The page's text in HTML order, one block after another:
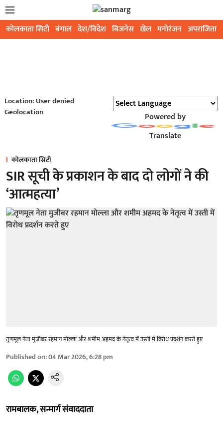
कोलकाता सिटी बंगाल देश/विदेश बिजनेस खेल मनोरंजन अपराजिता
Location: User denied
Geolocation
Powered by
Translate
कोलकाता सिटी
SIR सूची के प्रकाशन के बाद दो लोगों ने की
‘आत्महत्या’
तृणमूल नेता मुजीबर रहमान मोल्ला और शमीम अहमद के नेतृत्व में उस्ती में विरोध प्रदर्शन करते हुए
Published on:04 Mar 2026, 6:28 pm
रामबालक, सन्मार्ग संवाददाता